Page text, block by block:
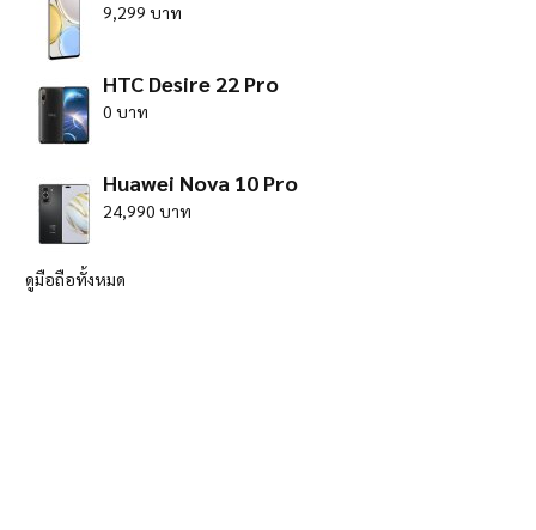
9,299 บาท
HTC Desire 22 Pro
0 บาท
Huawei Nova 10 Pro
24,990 บาท
ดูมือถือทั้งหมด